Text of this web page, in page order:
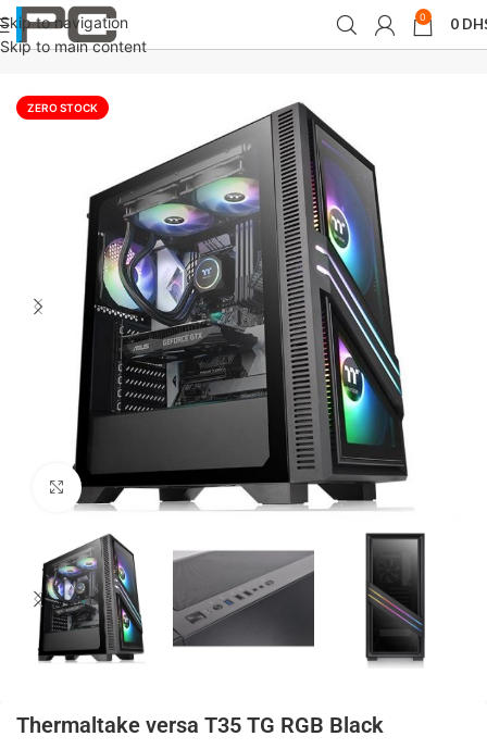
Skip to navigation
Skip to main content
0 0
Accueil Composants
ZERO STOCK
Agrandir
Thermaltake versa T35 TG RGB Black